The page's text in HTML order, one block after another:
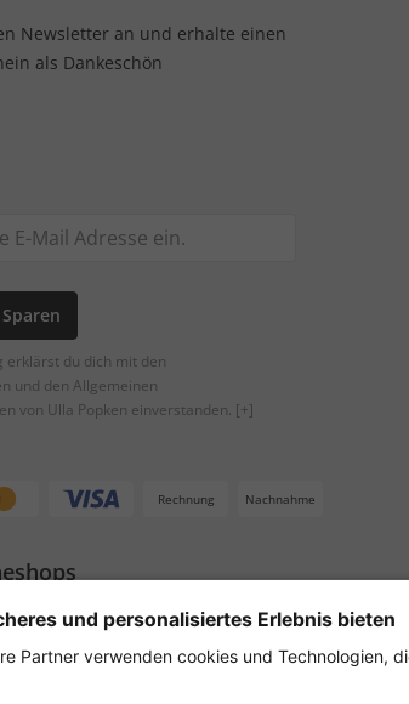
Newsletter an und erhalte einen
als Dankeschön
erklärst du dich mit den
und den Allgemeinen
von Ulla Popken einverstanden. [+]
Rechnung Nachnahme